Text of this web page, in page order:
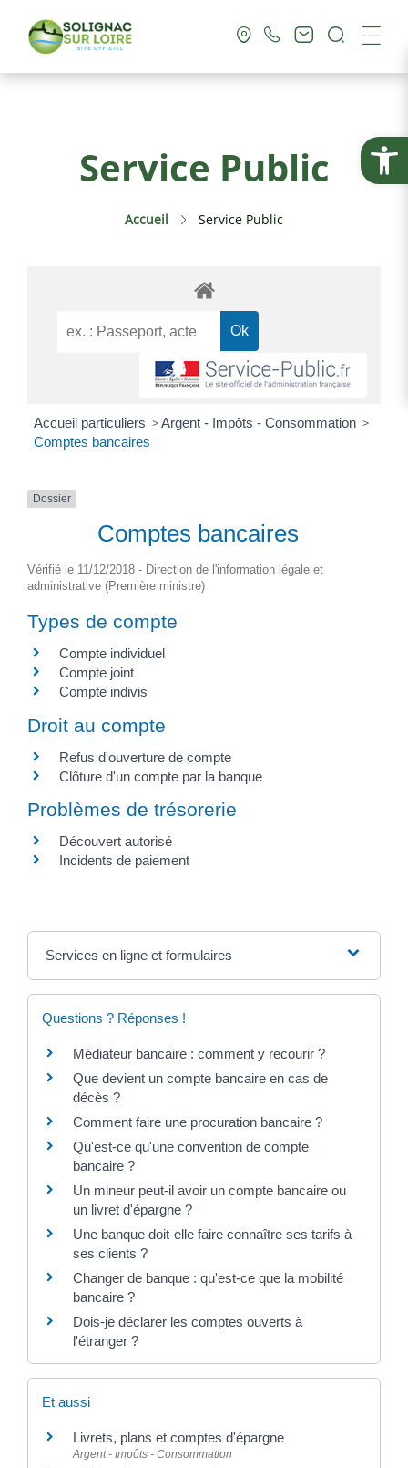
Ouvrir
Vie Pratique
Culture & Loisirs
Service Public
Service Public
Accueil Service Public
Accueil particuliers > Argent - Impôts - Consommation >
Comptes bancaires
Dossier
Comptes bancaires
Vérifié le 11/12/2018 - Direction de l'information légale et
administrative (Première ministre)
Types de compte
Compte individuel
Compte joint
Compte indivis
Droit au compte
Refus d'ouverture de compte
Clôture d'un compte par la banque
Problèmes de trésorerie
Découvert autorisé
Incidents de paiement
Services en ligne et formulaires
Questions ? Réponses !
Médiateur bancaire : comment y recourir ?
Que devient un compte bancaire en cas de
décès ?
Comment faire une procuration bancaire ?
Qu'est-ce qu'une convention de compte
bancaire ?
Un mineur peut-il avoir un compte bancaire ou
un livret d'épargne ?
Une banque doit-elle faire connaître ses tarifs à
ses clients ?
Changer de banque : qu'est-ce que la mobilité
bancaire ?
Dois-je déclarer les comptes ouverts à
l'étranger ?
Et aussi
Livrets, plans et comptes d'épargne
Argent - Impôts - Consommation